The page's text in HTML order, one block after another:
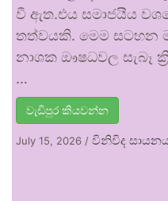
වී ඇත.එය සමාජයීය
තත්වයකි. මෙම සටහන
නාශක ඖෂධවල සැබෑ
…
වැඩිපුර කියවන්න
July 15, 2026 / විනිවිද